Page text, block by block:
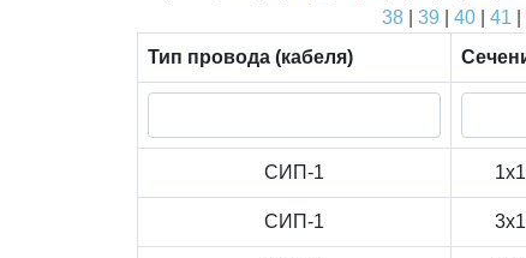
38
39 40 41
Тип провода (кабеля)
СИП-1
СИП-1